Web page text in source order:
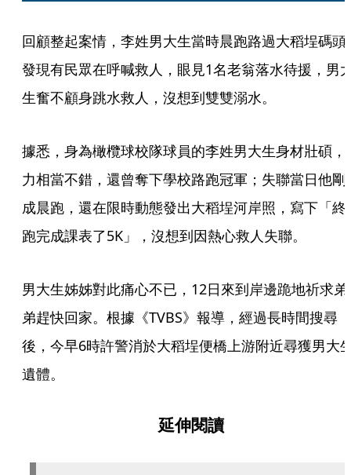
回顧整起案情，李姓男大生當時晨跑路過大稻埕碼頭
發現有民眾在呼喊救人，眼見1名老翁落水待援，男
生奮不顧身跳水救人，沒想到雙雙溺水。
據悉，身為橄欖球校隊球員的李姓男大生身材壯碩，
力相當不錯，還曾奪下學校路跑冠軍；失聯當日他剛
成晨跑，還在限時動態發出大稻埕河岸照，寫下「終
跑完成課表了5K」，沒想到因熱心救人失聯。
男大生姊姊對此痛心不已，12日來到岸邊跪地祈求弟
弟趕快回家。根據《TVBS》報導，經過長時間搜尋
後，今早6時許警消於大稻埕便橋上游附近尋獲男大
遺體。
延伸閱讀